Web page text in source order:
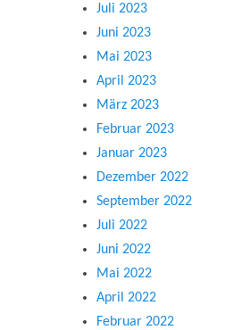
Juli 2023
Juni 2023
Mai 2023
April 2023
März 2023
Februar 2023
Januar 2023
Dezember 2022
September 2022
Juli 2022
Juni 2022
Mai 2022
April 2022
Februar 2022